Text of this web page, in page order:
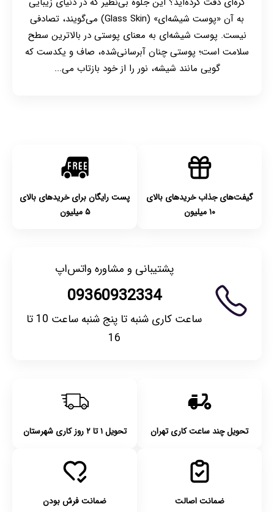
به آن «پوست شیشه‌ای» (Glass Skin) می‌گویند، تصادفی
نیست. پوست شیشه‌ای به معنای پوستی در بالاترین سطح
سلامت است؛ پوستی چنان آبرسانی‌شده، صاف و یکدست که
گویی مانند شیشه، نور را از خود بازتاب می‌...
گیفت‌های جذاب خریدهای بالای
۱۰ میلیون
پست رایگان برای خریدهای بالای
۵ میلیون
پشتیبانی و مشاوره واتس‌اپ
09360932334
ساعت کاری شنبه تا پنج شنبه ساعت 10 تا
16
تحویل چند ساعت کاری تهران تحویل ۱ تا ۲ روز کاری شهرستان
ضمانت اصالت ضمانت فرش بودن